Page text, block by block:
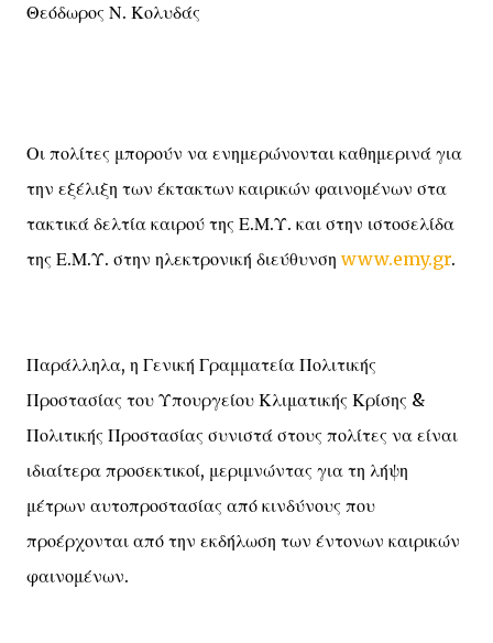
Θεόδωρος Ν. Κολυδάς
Οι πολίτες μπορούν να ενημερώνονται καθημερινά για
την εξέλιξη των έκτακτων καιρικών φαινομένων στα
τακτικά δελτία καιρού της Ε.Μ.Υ. και στην ιστοσελίδα
της Ε.Μ.Υ. στην ηλεκτρονική διεύθυνση www.emy.gr.
Παράλληλα, η Γενική Γραμματεία Πολιτικής
Προστασίας του Υπουργείου Κλιματικής Κρίσης &
Πολιτικής Προστασίας συνιστά στους πολίτες να είναι
ιδιαίτερα προσεκτικοί, μεριμνώντας για τη λήψη
μέτρων αυτοπροστασίας από κινδύνους που
προέρχονται από την εκδήλωση των έντονων καιρικών
φαινομένων.